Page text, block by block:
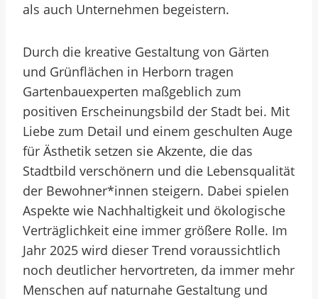
als auch Unternehmen begeistern.
Durch die kreative Gestaltung von Gärten
und Grünflächen in Herborn tragen
Gartenbauexperten maßgeblich zum
positiven Erscheinungsbild der Stadt bei. Mit
Liebe zum Detail und einem geschulten Auge
für Ästhetik setzen sie Akzente, die das
Stadtbild verschönern und die Lebensqualität
der Bewohner*innen steigern. Dabei spielen
Aspekte wie Nachhaltigkeit und ökologische
Verträglichkeit eine immer größere Rolle. Im
Jahr 2025 wird dieser Trend voraussichtlich
noch deutlicher hervortreten, da immer mehr
Menschen auf naturnahe Gestaltung und